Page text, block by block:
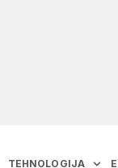
TEHNOLOGIJA